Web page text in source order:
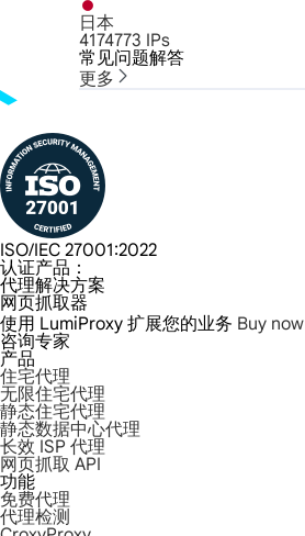
日本
4174773 IPs
常见问题解答
更多
ISO/IEC 27001:2022
认证产品：
代理解决方案
网页抓取器
使用 LumiProxy 扩展您的业务 Buy now
咨询专家
产品
住宅代理
无限住宅代理
静态住宅代理
静态数据中心代理
长效 ISP 代理
网页抓取 API
功能
免费代理
代理检测